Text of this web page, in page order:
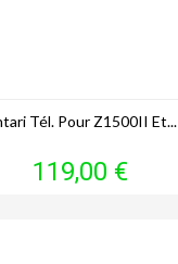
Tél. Pour Z1500II Et...
Prix
119,00 €